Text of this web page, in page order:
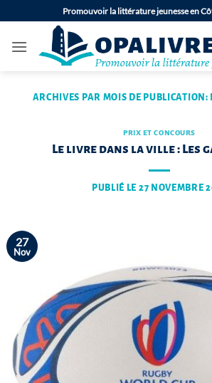
au
contenu
Promouvoir la littérature jeunesse en
ARCHIVES PAR MOIS DE PUBLICATION:
PRIX ET CONCOURS
Le livre dans la ville : Les
PUBLIÉ LE 27 NOVEMBRE
27
Nov